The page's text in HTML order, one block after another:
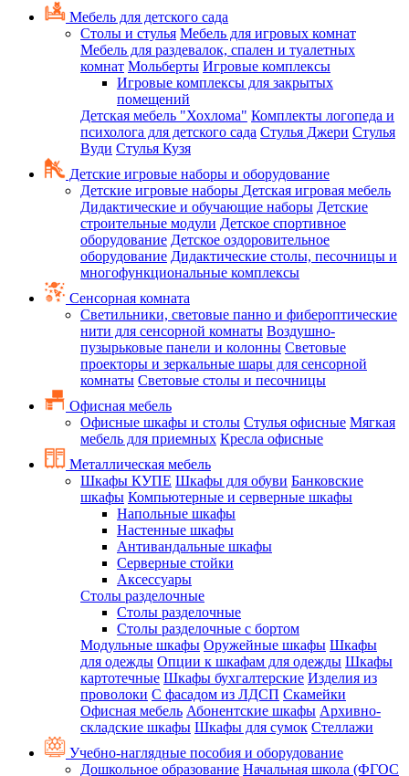
Мебель для детского сада
Столы и стулья Мебель для игровых комнат
Мебель для раздевалок, спален и туалетных
комнат Мольберты Игровые комплексы
Игровые комплексы для закрытых
помещений
Детская мебель "Хохлома" Комплекты логопеда и
психолога для детского сада Стулья Джери Стулья
Вуди Стулья Кузя
Детские игровые наборы и оборудование
Детские игровые наборы Детская игровая мебель
Дидактические и обучающие наборы Детские
строительные модули Детское спортивное
оборудование Детское оздоровительное
оборудование Дидактические столы, песочницы и
многофункциональные комплексы
Сенсорная комната
Светильники, световые панно и фибероптические
нити для сенсорной комнаты Воздушно-
пузырьковые панели и колонны Световые
проекторы и зеркальные шары для сенсорной
комнаты Световые столы и песочницы
Офисная мебель
Офисные шкафы и столы Стулья офисные Мягкая
мебель для приемных Кресла офисные
Металлическая мебель
Шкафы КУПЕ Шкафы для обуви Банковские
шкафы Компьютерные и серверные шкафы
Напольные шкафы
Настенные шкафы
Антивандальные шкафы
Серверные стойки
Аксессуары
Столы разделочные
Столы разделочные
Столы разделочные с бортом
Модульные шкафы Оружейные шкафы Шкафы
для одежды Опции к шкафам для одежды Шкафы
картотечные Шкафы бухгалтерские Изделия из
проволоки С фасадом из ЛДСП Скамейки
Офисная мебель Абонентские шкафы Архивно-
складские шкафы Шкафы для сумок Стеллажи
Учебно-наглядные пособия и оборудование
Дошкольное образование Начальная школа (ФГОС